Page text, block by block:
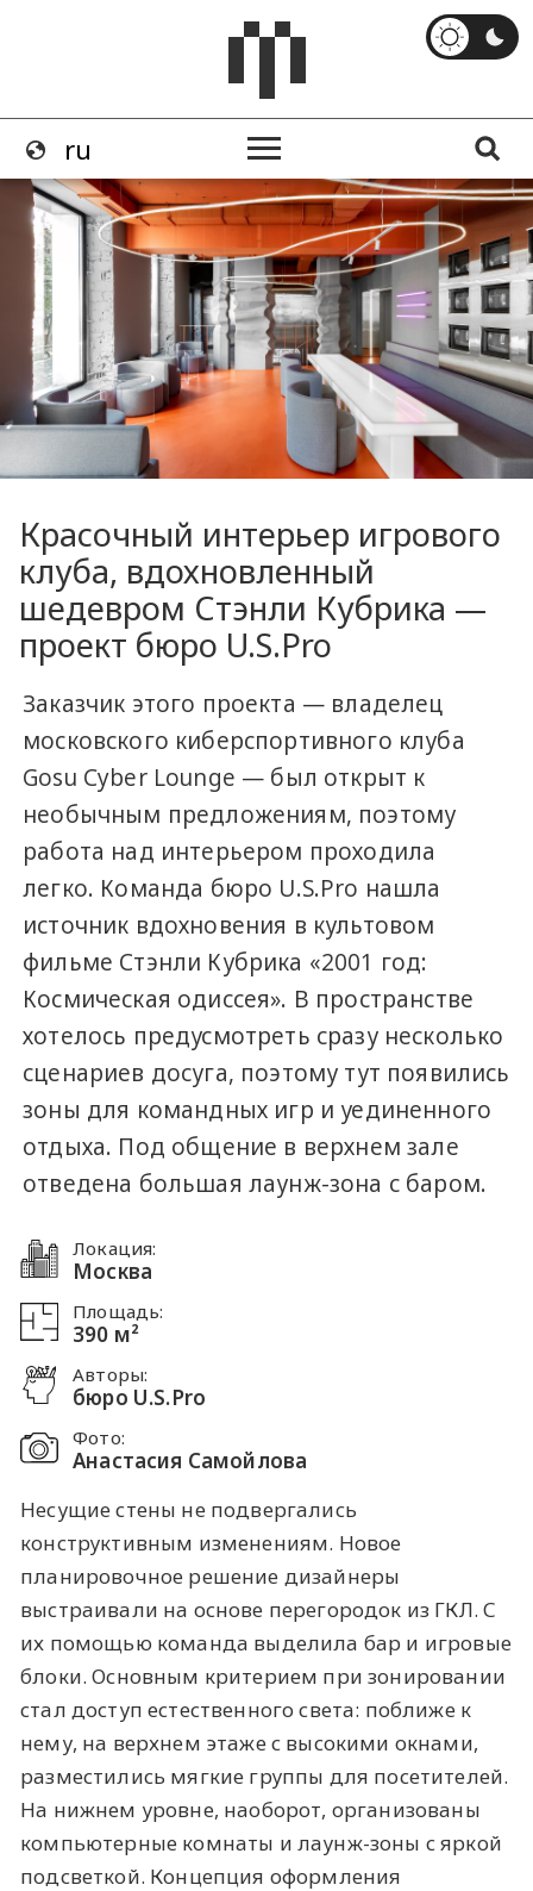
Красочный интерьер игрового
клуба, вдохновленный
шедевром Стэнли Кубрика —
проект бюро U.S.Pro
Заказчик этого проекта — владелец
московского киберспортивного клуба
Gosu Cyber Lounge — был открыт к
необычным предложениям, поэтому
работа над интерьером проходила
легко. Команда бюро U.S.Pro нашла
источник вдохновения в культовом
фильме Стэнли Кубрика «2001 год:
Космическая одиссея». В пространстве
хотелось предусмотреть сразу несколько
сценариев досуга, поэтому тут появились
зоны для командных игр и уединенного
отдыха. Под общение в верхнем зале
отведена большая лаунж-зона с баром.
Локация:
Москва
Площадь:
390 м²
Авторы:
бюро U.S.Pro
Фото:
Анастасия Самойлова
Несущие стены не подвергались
конструктивным изменениям. Новое
планировочное решение дизайнеры
выстраивали на основе перегородок из ГКЛ. С
их помощью команда выделила бар и игровые
блоки. Основным критерием при зонировании
стал доступ естественного света: поближе к
нему, на верхнем этаже с высокими окнами,
разместились мягкие группы для посетителей.
На нижнем уровне, наоборот, организованы
компьютерные комнаты и лаунж-зоны с яркой
подсветкой. Концепция оформления